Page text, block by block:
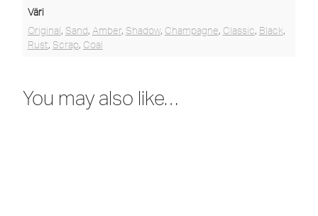
Väri
Original, Sand, Amber, Shadow, Champagne, Classic, Black,
Rust, Scrap, Coal
You may also like…